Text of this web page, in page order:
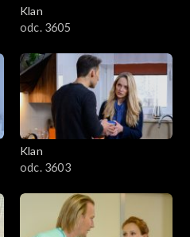
Klan
odc. 3605
Klan
odc. 3603